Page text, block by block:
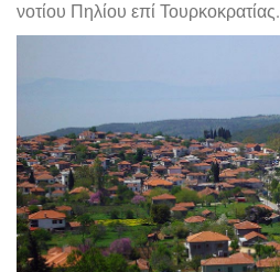
νοτίου Πηλίου επί Τουρκοκρατίας.